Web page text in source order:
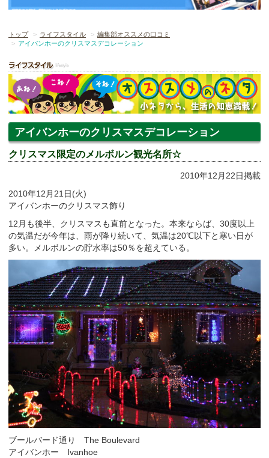
トップ ライフスタイル
編集部オススメの口コミ
アイバンホーのクリスマスデコレーション
アイバンホーのクリスマスデコレーション
クリスマス限定のメルボルン観光名所☆
2010年12月22日掲載
2010年12月21日(火)
アイバンホーのクリスマス飾り
12月も後半、クリスマスも直前となった。本来ならば、30度以上
の気温だが今年は、雨が降り続いて、気温は20℃以下と寒い日が
多い。メルボルンの貯水率は50％を超えている。
ブールバード通り The Boulevard
アイバンホー Ivanhoe